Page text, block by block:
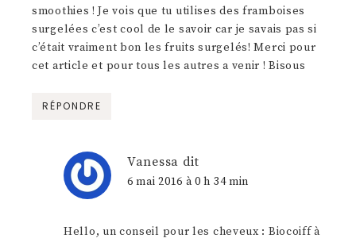
smoothies ! Je vois que tu utilises des framboises
surgelées c’est cool de le savoir car je savais pas si
c’était vraiment bon les fruits surgelés! Merci pour
cet article et pour tous les autres a venir ! Bisous
RÉPONDRE
Vanessa dit
6 mai 2016 à 0 h 34 min
Hello, un conseil pour les cheveux : Biocoiff à